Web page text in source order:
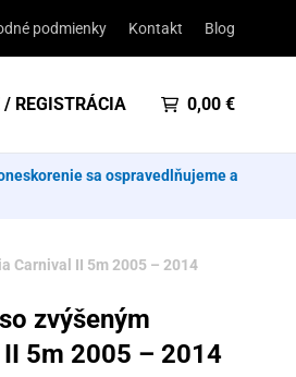
podmienky Kontakt Blog
/ REGISTRÁCIA 0,00 €
sa ospravedlňujeme a
Carnival II 5m 2005 – 2014
zvýšeným
5m 2005 – 2014